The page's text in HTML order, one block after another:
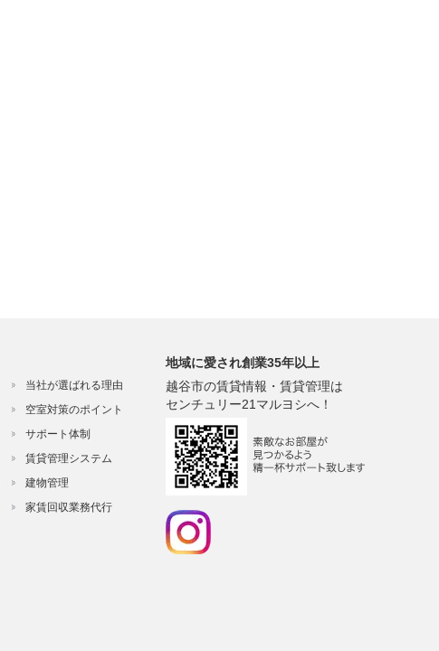
当社が選ばれる理由
空室対策のポイント
サポート体制
賃貸管理システム
建物管理
家賃回収業務代行
地域に愛され創業35年以上
越谷市の賃貸情報・賃貸管理は
センチュリー21マルヨシへ！